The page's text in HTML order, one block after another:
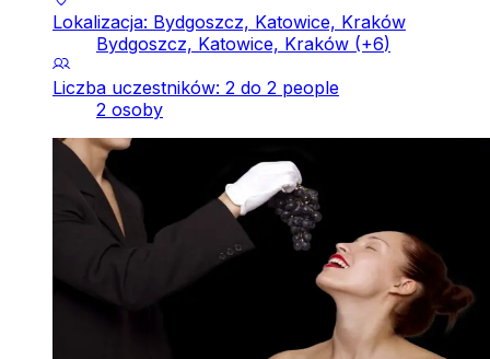
Lokalizacja: Bydgoszcz, Katowice, Kraków
Bydgoszcz, Katowice, Kraków (+6)
Liczba uczestników: 2 do 2 people
2 osoby